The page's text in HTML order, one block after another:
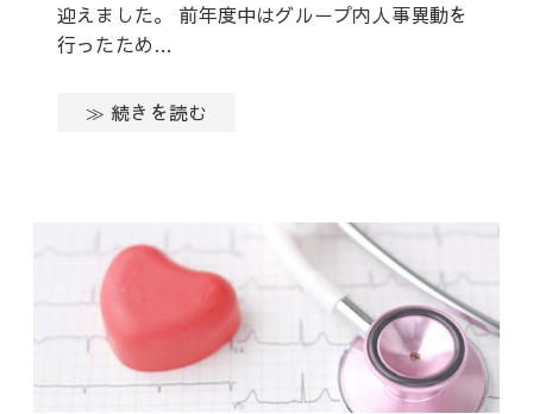
迎えました。 前年度中はグループ内人事異動を
行ったため…
≫ 続きを読む